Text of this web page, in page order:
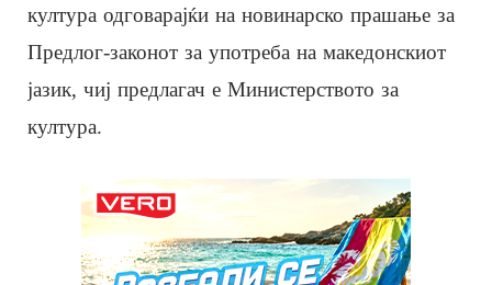
култура одговарајќи на новинарско прашање за
Предлог-законот за употреба на македонскиот
јазик, чиј предлагач е Министерството за
култура.